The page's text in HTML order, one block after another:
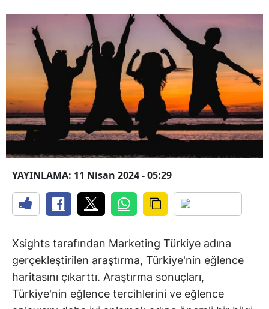
YAYINLAMA: 11 Nisan 2024 - 05:29
Xsights tarafından Marketing Türkiye adına
gerçekleştirilen araştırma, Türkiye'nin eğlence
haritasını çıkarttı. Araştırma sonuçları,
Türkiye'nin eğlence tercihlerini ve eğlence